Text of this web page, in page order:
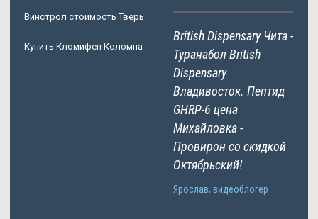
Винстрол стоимость Тверь
Купить Кломифен Коломна
British Dispensary Чита -
Туранабол British
Dispensary
Владивосток. Пептид
GHRP-6 цена
Михайловка -
Провирон со скидкой
Октябрьский!
Ярослав, видеоблогер